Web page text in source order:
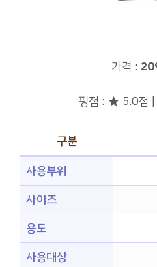
가격 :
평점 : ★ 5.0점 |
구분
사용부위
사이즈
용도
사용대상